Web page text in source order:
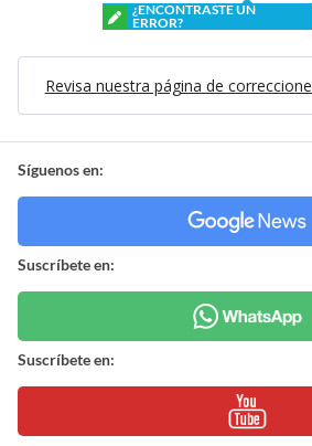
¿ENCONTRASTE UN
ERROR?
Revisa nuestra página de
Síguenos en:
Suscríbete en:
Suscríbete en: